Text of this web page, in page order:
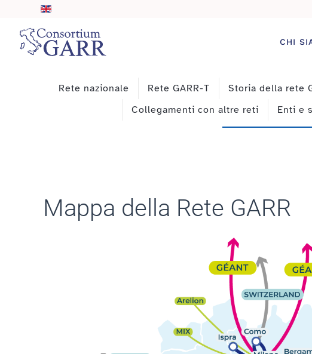
Skip to main content
CHI
Rete nazionale Rete GARR-T Storia della rete
Collegamenti con altre reti
Enti e
Mappa della Rete GARR